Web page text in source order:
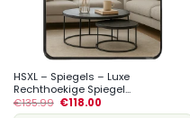
HSXL – Spiegels – Luxe
Rechthoekige Spiegel...
€135.99 €118.00